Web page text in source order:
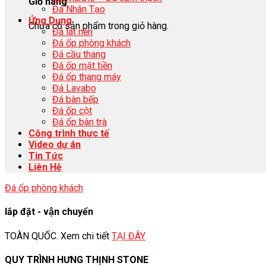
Chưa có sản phẩm trong giỏ hàng.
Đá Nhân Tạo
Ứng Dụng
Đá lát nền
Đá ốp phòng khách
Đá cầu thang
Đá ốp mặt tiền
Đá ốp thang máy
Đá Lavabo
Đá bàn bếp
Đá ốp cột
Đá ốp bàn trà
Công trình thực tế
Video dự án
Tin Tức
Liên Hệ
Đá ốp phòng khách
lắp đặt - vận chuyển
TOÀN QUỐC. Xem chi tiết TẠI ĐÂY
QUY TRÌNH HƯNG THỊNH STONE